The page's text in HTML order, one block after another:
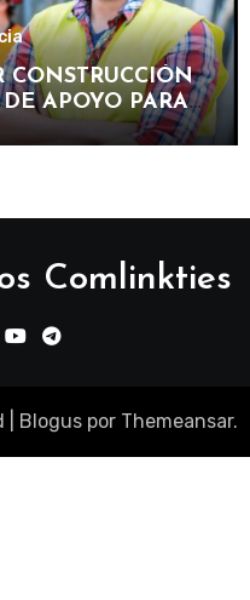
CONSTRUCCIÓN
APOYO PARA
DE OBRAS,
Comlinkties
Bloguspor Themeansar.